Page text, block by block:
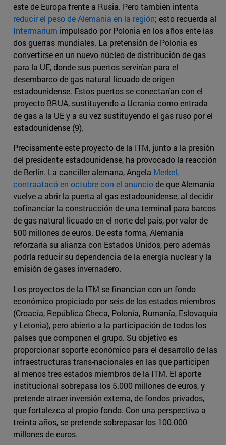
este de Europa frente a Rusia. Pero también intenta
reducir el peso de Alemania en la región; esto recuerda al
Intermarium impulsado por Polonia en los años ente las
dos guerras mundiales. La pretensión de Polonia es
convertirse en un nuevo núcleo de distribución de gas
para la UE, donde sus puertos servirían para el
desembarco de gas natural licuado de origen
estadounidense. Estos puertos se conectarían con el
proyecto BRUA, sustituyendo a Ucrania como entrada
de gas a la UE y a su vez sustituyendo el gas ruso por el
estadounidense (9).
Precisamente este proyecto de la ITM, junto a la presión
del presidente estadounidense, ha provocado la reacción
de Berlín. La canciller alemana, Angela Merkel,
contraatacó en octubre con el anunciode que Alemania
vuelve a abrir la puerta al gas estadounidense, al decidir
cofinanciar la construcción de una terminal para barcos
de gas natural licuado en el norte del país, por valor de
500 millones de euros. De esta forma, Alemania
reforzaría su alianza con Estados Unidos, pero además
podría reducir su dependencia de la energía nuclear y la
emisión de gases invernadero.
Los proyectos de la ITM se financian con un fondo
económico propiciado por seis de los estados miembros
(Croacia, República Checa, Polonia, Rumanía, Eslovaquia
y Letonia), pero abierto a la participación de todos los
países que componen el grupo. Su objetivo es
proporcionar soporte económico para el desarrollo de las
infraestructuras trans-nacionales en las que participen
al menos tres estados miembros de la ITM. El aporte
institucional sobrepasa los 5.000 millones de euros, y
pretende atraer inversión externa, de fondos privados,
que fortalezca al propio fondo. Con una perspectiva a
treinta años, se pretende sobrepasar los 100.000
millones de euros.